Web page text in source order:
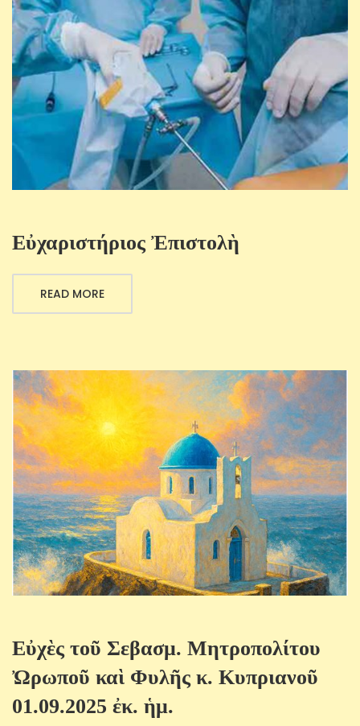
Εὐχαριστήριος Ἐπιστολὴ
READ MORE
Εὐχὲς τοῦ Σεβασμ. Μητροπολίτου
Ὠρωποῦ καὶ Φυλῆς κ. Κυπριανοῦ
01.09.2025 ἐκ. ἡμ.